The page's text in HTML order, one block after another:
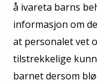
å ivareta barns
informasjon om
at personalet vet
tilstrekkelige
barnet dersom